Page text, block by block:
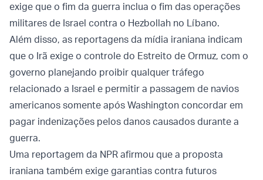
exige que o fim da guerra inclua o fim das operações
militares de Israel contra o Hezbollah no Líbano.
Além disso, as reportagens da mídia iraniana indicam
que o Irã exige o controle do Estreito de Ormuz, com o
governo planejando proibir qualquer tráfego
relacionado a Israel e permitir a passagem de navios
americanos somente após Washington concordar em
pagar indenizações pelos danos causados ​​durante a
guerra.
Uma reportagem da NPR afirmou que a proposta
iraniana também exige garantias contra futuros